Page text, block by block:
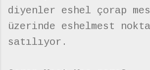
diyenler eshel çorap
üzerinde eshelmest
satılıyor.